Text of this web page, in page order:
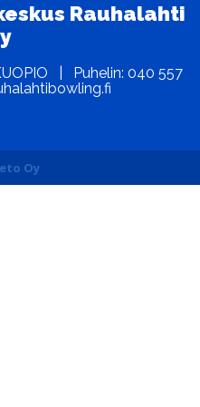
Rauhalahti
| Puhelin: 040 557
Oy